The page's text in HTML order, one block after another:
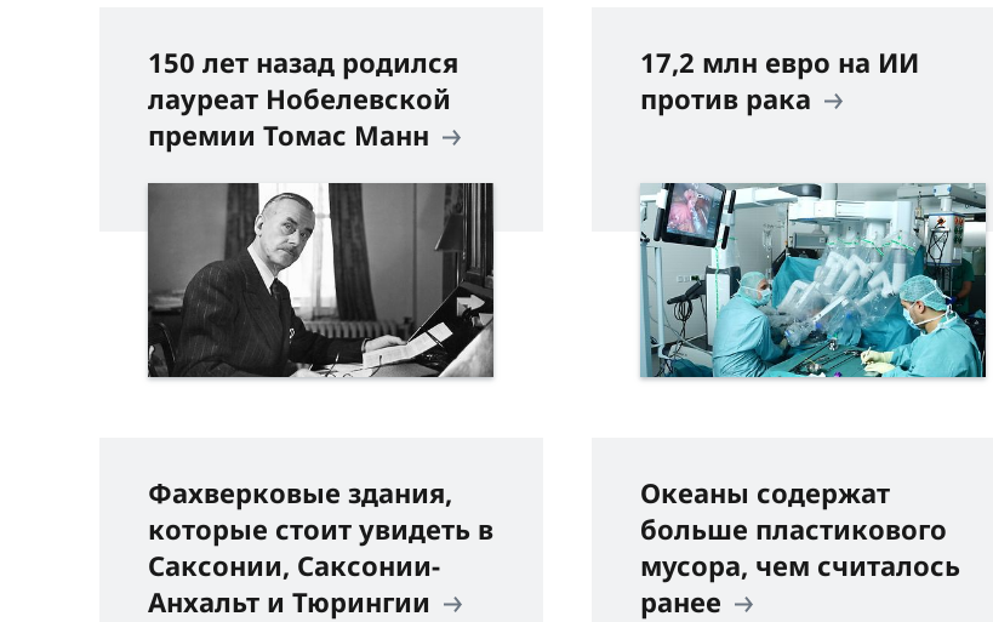
150 лет назад родился
лауреат Нобелевской
премии Томас Манн
17,2 млн евро на ИИ
против рака
Фахверковые здания,
которые стоит увидеть в
Саксонии, Саксонии-
Анхальт и Тюрингии
Океаны содержат
больше пластикового
мусора, чем считалось
ранее